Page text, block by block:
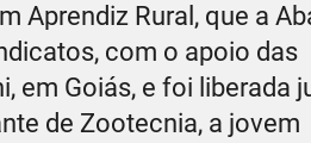
Aprendiz Rural, que a
com o apoio das
em Goiás, e foi liberada
de Zootecnia, a jovem